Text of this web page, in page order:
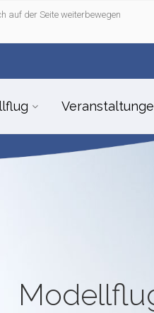
auf der Seite weiterbewegen